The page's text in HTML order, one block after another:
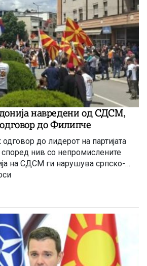
поради, како што истакна,
отстапки“, а од друга страна и
ќе поставува нови барања во
навредени од СДСМ,
до Филипче
до лидерот на партијата
нив со непромислените
на СДСМ ги нарушува српско-